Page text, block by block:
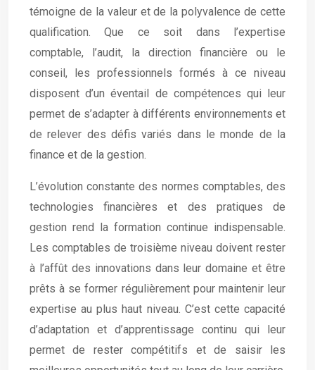
témoigne de la valeur et de la polyvalence de cette
qualification. Que ce soit dans l’expertise
comptable, l’audit, la direction financière ou le
conseil, les professionnels formés à ce niveau
disposent d’un éventail de compétences qui leur
permet de s’adapter à différents environnements et
de relever des défis variés dans le monde de la
finance et de la gestion.
L’évolution constante des normes comptables, des
technologies financières et des pratiques de
gestion rend la formation continue indispensable.
Les comptables de troisième niveau doivent rester
à l’affût des innovations dans leur domaine et être
prêts à se former régulièrement pour maintenir leur
expertise au plus haut niveau. C’est cette capacité
d’adaptation et d’apprentissage continu qui leur
permet de rester compétitifs et de saisir les